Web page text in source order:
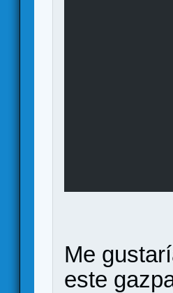
Me
este